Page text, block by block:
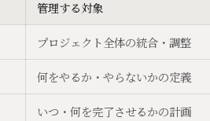
管理する対象
プロジェクト全体の統合・調整
何をやるか・やらないかの定義
いつ・何を完了させるかの計画